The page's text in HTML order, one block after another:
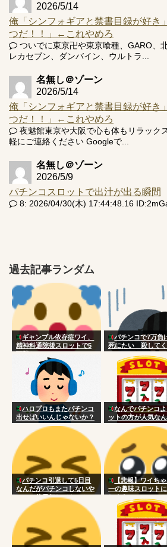
2026/5/14
俺「シンフォギアと禁書目録が好き
つだ！！」←これやめろ
ついでに東京卍や東京喰種、GARO、
レカセブン、ダンバイン、ウルトラ...
名無し＠ゾーン
2026/5/14
俺「シンフォギアと禁書目録が好き
つだ！！」←これやめろ
夜魅館東京や大阪で心も体もリラック
軽にご連絡ください Googleで...
名無し＠ゾーン
2026/5/9
パチンコスロットで出汁が出る瞬間
8: 2026/04/30(木) 17:44:48.16
過去記事ランダム
ギャンブル依存症ワイ、
精神科通院後スロットで5
万勝ち
パチンコで7万
死にたい 殺して
ハロプロもまたパチンコ
出せばいいんじゃないか？
なんでパチンコ
ットの方が人気な
パチンコ引退して5日目
なんだがパチンコしないや
つって休日何してんの？
【悲報】ワイち
一の趣味スロット
しまう